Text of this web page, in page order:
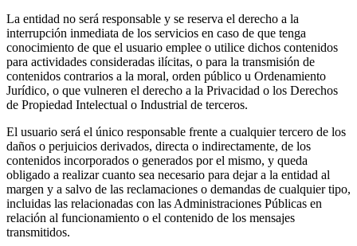
La entidad no será responsable y se reserva el derecho a la
interrupción inmediata de los servicios en caso de que tenga
conocimiento de que el usuario emplee o utilice dichos contenidos
para actividades consideradas ilícitas, o para la transmisión de
contenidos contrarios a la moral, orden público u Ordenamiento
Jurídico, o que vulneren el derecho a la Privacidad o los Derechos
de Propiedad Intelectual o Industrial de terceros.
El usuario será el único responsable frente a cualquier tercero de los
daños o perjuicios derivados, directa o indirectamente, de los
contenidos incorporados o generados por el mismo, y queda
obligado a realizar cuanto sea necesario para dejar a la entidad al
margen y a salvo de las reclamaciones o demandas de cualquier tipo,
incluidas las relacionadas con las Administraciones Públicas en
relación al funcionamiento o el contenido de los mensajes
transmitidos.